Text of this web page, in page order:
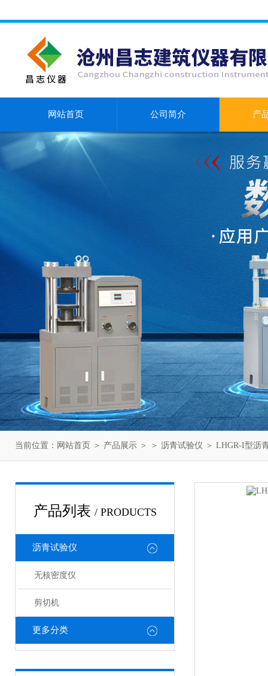
网站首页 公司简介 产
当前位置： 网站首页 ＞ 产品展示 ＞ ＞ 沥青试验仪 ＞ LHGR-I型沥
产品列表 / PRODUCTS
沥青试验仪
无核密度仪
剪切机
更多分类